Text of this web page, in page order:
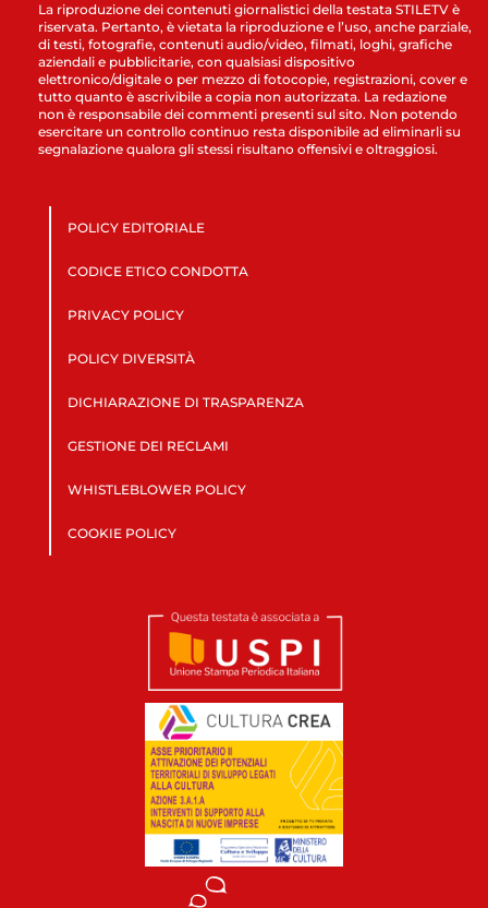
La riproduzione dei contenuti giornalistici della testata STILETV è
riservata. Pertanto, è vietata la riproduzione e l’uso, anche parziale,
di testi, fotografie, contenuti audio/video, filmati, loghi, grafiche
aziendali e pubblicitarie, con qualsiasi dispositivo
elettronico/digitale o per mezzo di fotocopie, registrazioni, cover e
tutto quanto è ascrivibile a copia non autorizzata. La redazione
non è responsabile dei commenti presenti sul sito. Non potendo
esercitare un controllo continuo resta disponibile ad eliminarli su
segnalazione qualora gli stessi risultano offensivi e oltraggiosi.
POLICY EDITORIALE
CODICE ETICO CONDOTTA
PRIVACY POLICY
POLICY DIVERSITÀ
DICHIARAZIONE DI TRASPARENZA
GESTIONE DEI RECLAMI
WHISTLEBLOWER POLICY
COOKIE POLICY